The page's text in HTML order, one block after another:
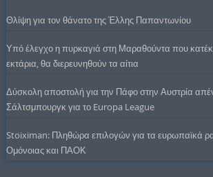
Θλίψη για τον θάνατο της Έλλης Παπαντωνίου
Υπό έλεγχο η πυρκαγιά στη Μαραθούντα που
εκτάρια, θα διερευνηθούν τα αίτια
Δύσκολη αποστολή για την Πάφο στην Αυστρία
Σάλτσμπουργκ για το Europa League
Stoiximan: Πληθώρα επιλογών για τα ευρωπαϊκά
Ομόνοιας και ΠΑΟΚ